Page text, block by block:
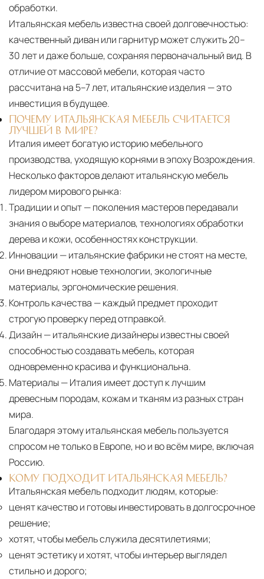
обработки.
Итальянская мебель известна своей долговечностью:
качественный диван или гарнитур может служить 20–
30 лет и даже больше, сохраняя первоначальный вид. В
отличие от массовой мебели, которая часто
рассчитана на 5–7 лет, итальянские изделия — это
инвестиция в будущее.
ПОЧЕМУ ИТАЛЬЯНСКАЯ МЕБЕЛЬ СЧИТАЕТСЯ
ЛУЧШЕЙ В МИРЕ?
Италия имеет богатую историю мебельного
производства, уходящую корнями в эпоху Возрождения.
Несколько факторов делают итальянскую мебель
лидером мирового рынка:
Традиции и опыт— поколения мастеров передавали
знания о выборе материалов, технологиях обработки
дерева и кожи, особенностях конструкции.
Инновации — итальянские фабрики не стоят на месте,
они внедряют новые технологии, экологичные
материалы, эргономические решения.
Контроль качества — каждый предмет проходит
строгую проверку перед отправкой.
Дизайн— итальянские дизайнеры известны своей
способностью создавать мебель, которая
одновременно красива и функциональна.
Материалы— Италия имеет доступ к лучшим
древесным породам, кожам и тканям из разных стран
мира.
Благодаря этому итальянская мебель пользуется
спросом не только в Европе, но и во всём мире, включая
Россию.
КОМУ ПОДХОДИТ ИТАЛЬЯНСКАЯ МЕБЕЛЬ?
Итальянская мебель подходит людям, которые:
ценят качество и готовы инвестировать в долгосрочное
решение;
хотят, чтобы мебель служила десятилетиями;
ценят эстетику и хотят, чтобы интерьер выглядел
стильно и дорого;